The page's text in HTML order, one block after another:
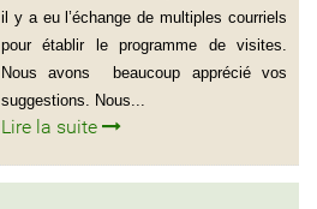
il y a eu l’échange de multiples courriels
pour établir le programme de visites.
Nous avons beaucoup apprécié vos
suggestions. Nous...
Lire la suite